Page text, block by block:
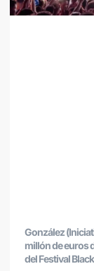
González
millón de euros
del Festival